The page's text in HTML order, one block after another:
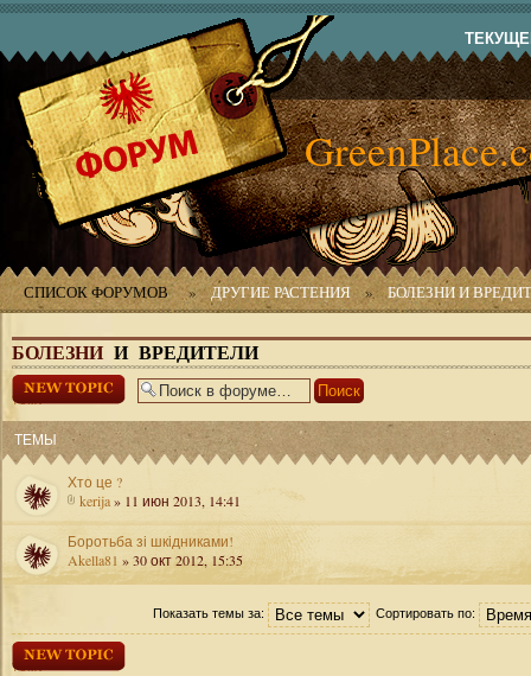
СПИСОК ФОРУМОВ » ДРУГИЕ РАСТЕНИЯ » БОЛЕЗНИ И
БОЛЕЗНИ И ВРЕДИТЕЛИ
Начать новую
тему
ТЕМЫ
Хто це ?
kerija» 11 июн 2013, 14:41
Боротьба зі шкідниками!
Akella81 » 30 окт 2012, 15:35
Показать темы за: Сортировать по:
Начать новую
тему